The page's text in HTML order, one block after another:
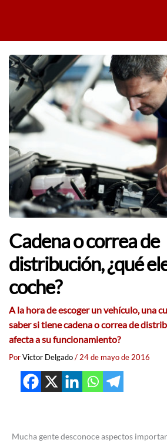
Cadena o correa de
distribución, ¿qué
coche?
A la hora de escoger un vehículo, una
saber si tiene cadena o correa de
afecta a su funcionamiento?
PorVictor Delgado/24 de mayo de 2016
Mucha gente desconoce aspectos